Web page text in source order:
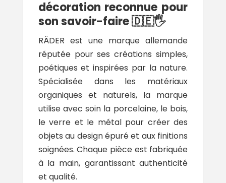
décoration reconnue pour
son savoir-faire 🇩🇪🖐️
RÄDER est une marque allemande
réputée pour ses créations simples,
poétiques et inspirées par la nature.
Spécialisée dans les matériaux
organiques et naturels, la marque
utilise avec soin la porcelaine, le bois,
le verre et le métal pour créer des
objets au design épuré et aux finitions
soignées. Chaque pièce est fabriquée
à la main, garantissant authenticité
et qualité.